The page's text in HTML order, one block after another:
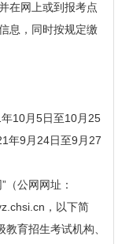
在网上或到报考点
息，同时按规定缴
10月5日至10月25
年9月24日至9月27
（公网网址：
，以下简
育招生考试机构、